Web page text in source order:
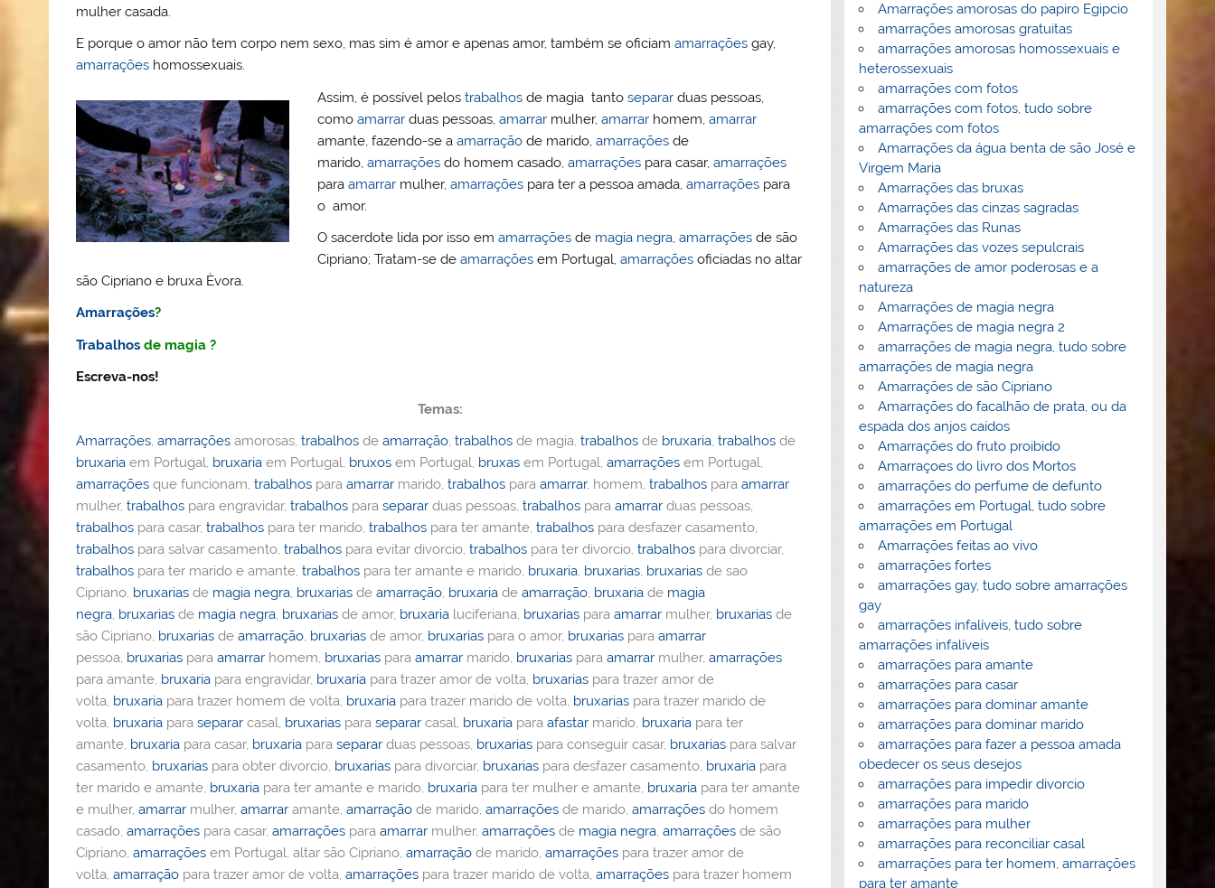
mulher casada.
E porque o amor não tem corpo nem sexo, mas sim é amor e apenas amor, também se oficiamamarrações gay,
amarrações homossexuais.
Assim, é possível pelos trabalhosde magia tanto separarduas pessoas,
como amarrarduas pessoas, amarrarmulher, amarrarhomem, amarrar
amante, fazendo-se a amarraçãode marido, amarraçõesde
marido, amarraçõesdo homem casado, amarraçõespara casar, amarrações
para amarrarmulher, amarraçõespara ter a pessoa amada, amarraçõespara
o amor.
O sacerdote lida por isso em amarraçõesde magia negra, amarraçõesde são
Cipriano; Tratam-se de amarraçõesem Portugal, amarraçõesoficiadas no altar
são Cipriano e bruxa Èvora.
Amarrações?
Trabalhos de magia ?
Escreva-nos!
Temas:
Amarrações,amarrações amorosas,trabalhos deamarração,trabalhos de magia,trabalhos de bruxaria,trabalhos de
bruxaria em Portugal, bruxaria em Portugal, bruxos em Portugal, bruxas em Portugal,amarrações em Portugal,
amarrações que funcionam,trabalhos paraamarrar marido,trabalhos paraamarrar, homem,trabalhos paraamarrar
mulher,trabalhos para engravidar,trabalhos paraseparar duas pessoas,trabalhos paraamarrar duas pessoas,
trabalhos para casar,trabalhos para ter marido,trabalhos para ter amante,trabalhos para desfazer casamento,
trabalhos para salvar casamento,trabalhos para evitar divorcio,trabalhos para ter divorcio,trabalhos para divorciar,
trabalhos para ter marido e amante,trabalhos para ter amante e marido, bruxaria, bruxarias, bruxarias de sao
Cipriano, bruxarias de magia negra, bruxarias deamarração, bruxaria deamarração, bruxaria de magia
negra, bruxarias de magia negra, bruxarias de amor, bruxaria luciferiana, bruxarias paraamarrar mulher, bruxarias de
são Cipriano, bruxarias deamarração, bruxarias de amor, bruxarias para o amor, bruxarias paraamarrar
pessoa, bruxarias paraamarrar homem, bruxarias paraamarrar marido, bruxarias paraamarrar mulher,amarrações
para amante, bruxaria para engravidar, bruxaria para trazer amor de volta, bruxarias para trazer amor de
volta, bruxaria para trazer homem de volta, bruxaria para trazer marido de volta, bruxarias para trazer marido de
volta, bruxaria paraseparar casal, bruxarias paraseparar casal, bruxaria paraafastar marido, bruxaria para ter
amante, bruxaria para casar, bruxaria paraseparar duas pessoas, bruxarias para conseguir casar, bruxarias para salvar
casamento, bruxarias para obter divorcio, bruxarias para divorciar, bruxarias para desfazer casamento, bruxaria para
ter marido e amante, bruxaria para ter amante e marido, bruxaria para ter mulher e amante, bruxaria para ter amante
e mulher,amarrar mulher,amarrar amante,amarração de marido,amarrações de marido,amarrações do homem
casado,amarrações para casar,amarrações paraamarrar mulher,amarrações de magia negra,amarrações de são
Cipriano,amarrações em Portugal, altar são Cipriano,amarração de marido,amarrações para trazer amor de
volta,amarração para trazer amor de volta,amarrações para trazer marido de volta,amarrações para trazer homem
Amarrações amorosas do papiro Egipcio
amarrações amorosas gratuitas
amarrações amorosas homossexuais e
heterossexuais
amarrações com fotos
amarrações com fotos, tudo sobre
amarrações com fotos
Amarrações da água benta de são José e
Virgem Maria
Amarrações das bruxas
Amarrações das cinzas sagradas
Amarrações das Runas
Amarrações das vozes sepulcrais
amarrações de amor poderosas e a
natureza
Amarrações de magia negra
Amarrações de magia negra 2
amarrações de magia negra, tudo sobre
amarrações de magia negra
Amarrações de são Cipriano
Amarrações do facalhão de prata, ou da
espada dos anjos caídos
Amarrações do fruto proibido
Amarraçoes do livro dos Mortos
amarrações do perfume de defunto
amarrações em Portugal, tudo sobre
amarrações em Portugal
Amarrações feitas ao vivo
amarrações fortes
amarrações gay, tudo sobre amarrações
gay
amarrações infalíveis, tudo sobre
amarrações infalíveis
amarrações para amante
amarrações para casar
amarrações para dominar amante
amarrações para dominar marido
amarrações para fazer a pessoa amada
obedecer os seus desejos
amarrações para impedir divorcio
amarrações para marido
amarrações para mulher
amarrações para reconciliar casal
amarrações para ter homem, amarrações
para ter amante